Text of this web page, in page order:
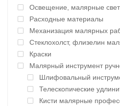
Освещение, малярные
Расходные материалы
Механизация малярных
Стеклохолст, флизелин
Краски
Малярный инструмент
Шлифовальный
Телескопические
Кисти малярные